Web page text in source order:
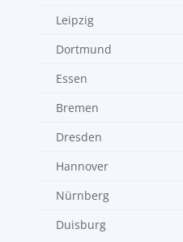
Leipzig
Dortmund
Essen
Bremen
Dresden
Hannover
Nürnberg
Duisburg